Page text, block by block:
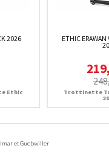
2026
Ethic
ETHIC
Trottinette
et Guebwiller